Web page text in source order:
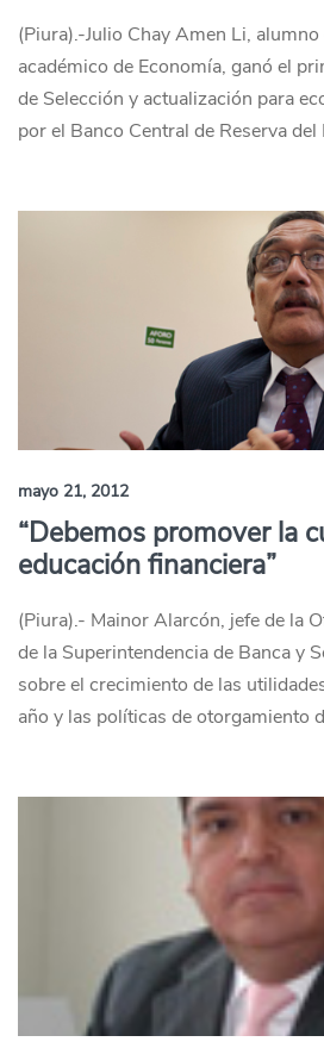
(Piura).-Julio Chay Amen Li,
académico de Economía, ganó el
de Selección y actualización para
por el Banco Central de Reserva del
mayo 21, 2012
“Debemos promover la
educación financiera”
(Piura).- Mainor Alarcón, jefe de la
de la Superintendencia de Banca y
sobre el crecimiento de las
año y las políticas de otorgamiento